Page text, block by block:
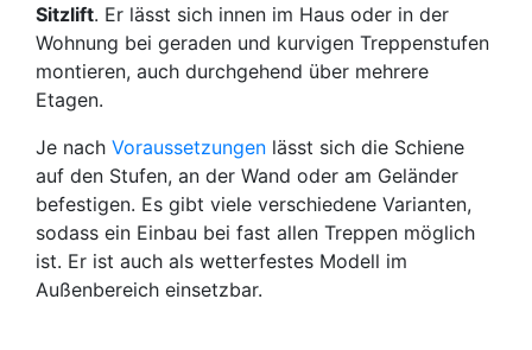
Sitzlift. Er lässt sich innen im Haus oder in der
Wohnung bei geraden und kurvigen Treppenstufen
montieren, auch durchgehend über mehrere
Etagen.
Je nach Voraussetzungen lässt sich die Schiene
auf den Stufen, an der Wand oder am Geländer
befestigen. Es gibt viele verschiedene Varianten,
sodass ein Einbau bei fast allen Treppen möglich
ist. Er ist auch als wetterfestes Modell im
Außenbereich einsetzbar.